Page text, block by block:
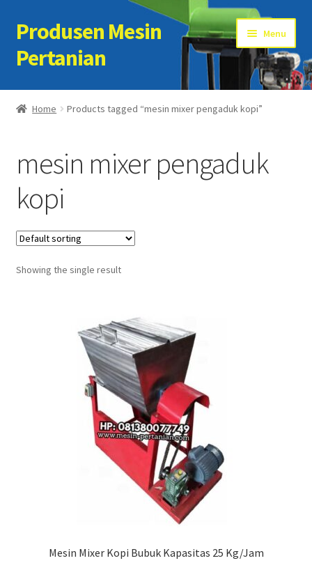
Skip
to
navigation
Skip
to
content
Produsen Mesin
Pertanian
Menu
Home
Cart
Checkout
Kontak Kami
My account
Home Products tagged “mesin mixer pengaduk kopi”
mesin mixer pengaduk
kopi
Showing the single result
Mesin Mixer Kopi Bubuk Kapasitas 25 Kg/Jam